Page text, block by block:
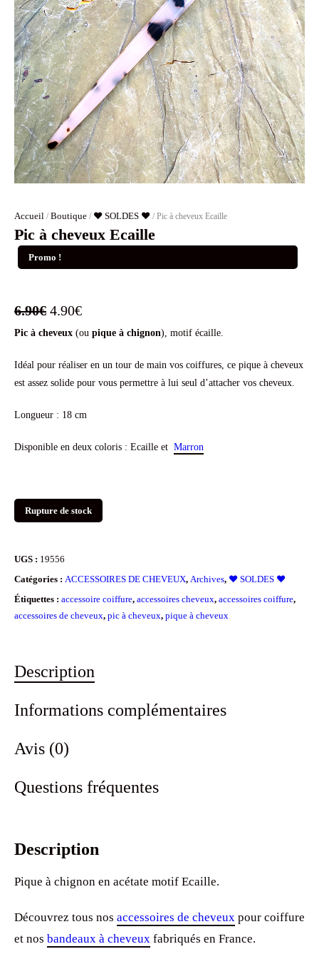
Accueil / Boutique / ❤️ SOLDES ❤️ / Pic à cheveux Ecaille
Pic à cheveux Ecaille
Promo !
6.90€ Le
prix
initial
était :
6.90€.
4.90€Le
prix
actuel
est :
4.90€.
Pic à cheveux (ou pique à chignon), motif écaille.
Idéal pour réaliser en un tour de main vos coiffures, ce pique à cheveux
est assez solide pour vous permettre à lui seul d’attacher vos cheveux.
Longueur : 18 cm
Disponible en deux coloris : Ecaille et Marron
Rupture de stock
UGS : 19556
Catégories : ACCESSOIRES DE CHEVEUX, Archives, ❤️ SOLDES ❤️
Étiquettes : accessoire coiffure, accessoires cheveux, accessoires coiffure,
accessoires de cheveux, pic à cheveux, pique à cheveux
Description
Informations complémentaires
Avis (0)
Questions fréquentes
Description
Pique à chignon en acétate motif Ecaille.
Découvrez tous nos accessoires de cheveux pour coiffure
et nos bandeaux à cheveux fabriqués en France.